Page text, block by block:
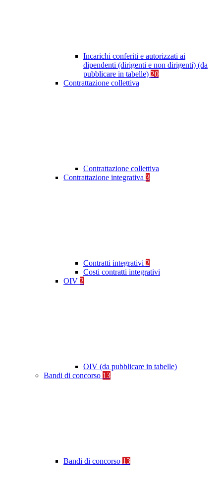
Incarichi conferiti e autorizzati ai
dipendenti (dirigenti e non dirigenti) (da
pubblicare in tabelle) 20
Contrattazione collettiva
Contrattazione collettiva
Contrattazione integrativa 3
Contratti integrativi 2
Costi contratti integrativi
OIV 2
OIV (da pubblicare in tabelle)
Bandi di concorso 13
Bandi di concorso 13